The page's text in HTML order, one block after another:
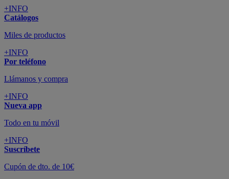
+INFO
Catálogos
Miles de productos
+INFO
Por teléfono
Llámanos y compra
+INFO
Nueva app
Todo en tu móvil
+INFO
Suscríbete
Cupón de dto. de 10€